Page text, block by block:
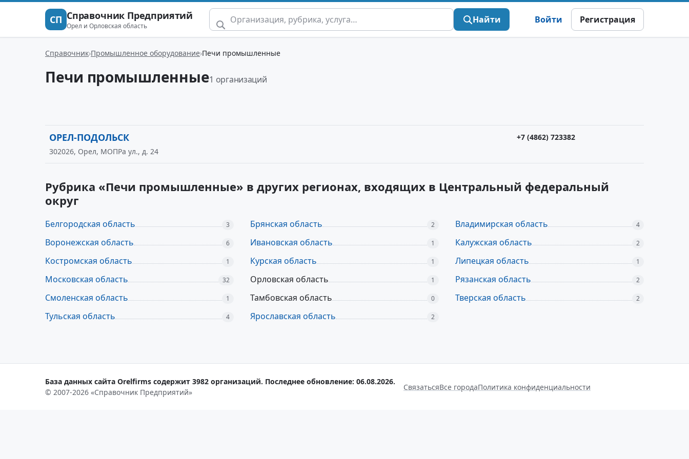
СП Справочник Предприятий
Орел и Орловская область
Найти Войти Регистрация
Справочник Промышленное оборудование Печи промышленные
Печи промышленные1 организаций
ОРЕЛ-ПОДОЛЬСК
+7 (4862) 723382
302026, Орел, МОПРа ул., д. 24
Рубрика «Печи промышленные» в других регионах, входящих в Центральный федеральный
округ
Белгородская область 3 Брянская область 2 Владимирская область 4
Воронежская область 6 Ивановская область 1 Калужская область 2
Костромская область 1 Курская область 1 Липецкая область 1
Московская область 32 Орловская область 1 Рязанская область 2
Смоленская область 1 Тамбовская область 0 Тверская область 2
Тульская область 4 Ярославская область 2
База данных сайта Orelfirms содержит 3982 организаций. Последнее обновление: 06.08.2026.
© 2007-2026 «Справочник Предприятий»
СвязатьсяВсе городаПолитика конфиденциальности